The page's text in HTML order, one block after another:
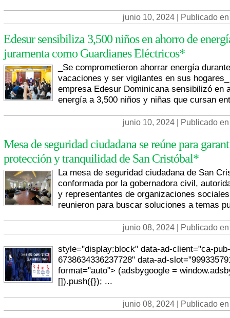
junio 10, 2024 | Publicado
Edesur sensibiliza 3,500 niños en ahorro de
juramenta como Guardianes Eléctricos*
_Se comprometieron ahorrar energía durante
vacaciones y ser vigilantes en sus
empresa Edesur Dominicana sensibilizó en
energía a 3,500 niños y niñas que cursan
junio 10, 2024 | Publicado
Mesa de seguridad ciudadana se reúne para
protección y tranquilidad de San Cristóbal*
La mesa de seguridad ciudadana de San
conformada por la gobernadora civil,
y representantes de organizaciones
reunieron para buscar soluciones a temas
junio 08, 2024 | Publicado
style="display:block" data-ad-client="ca-pub-
6738634336237728" data-ad-
format="auto"> (adsbygoogle =
[]).push({}); ...
junio 08, 2024 | Publicado